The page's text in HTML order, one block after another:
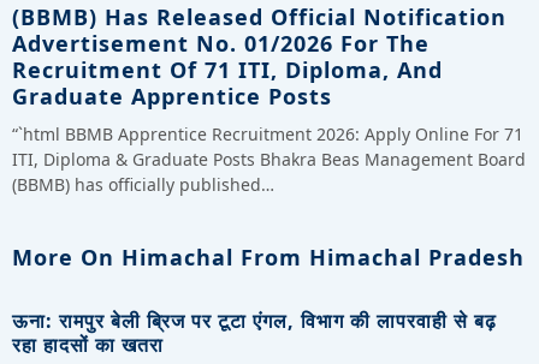
(BBMB) Has Released Official Notification
Advertisement No. 01/2026 For The
Recruitment Of 71 ITI, Diploma, And
Graduate Apprentice Posts
“`html BBMB Apprentice Recruitment 2026: Apply Online For 71
ITI, Diploma & Graduate Posts Bhakra Beas Management Board
(BBMB) has officially published…
More On Himachal From Himachal Pradesh
ऊना: रामपुर बेली ब्रिज पर टूटा एंगल, विभाग की लापरवाही से बढ़
रहा हादसों का खतरा